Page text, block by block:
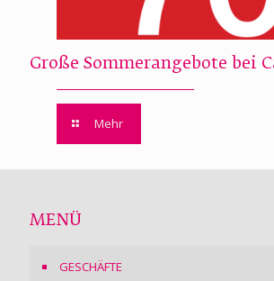
Große Sommerangebote bei
Mehr
MENÜ
GESCHÄFTE